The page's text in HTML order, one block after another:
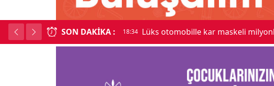
SON DAKIKA : 18:34 Kadınhanı'nda çok sayıda araç